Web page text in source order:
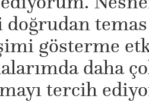
doğrudan
gösterme
daha
tercih